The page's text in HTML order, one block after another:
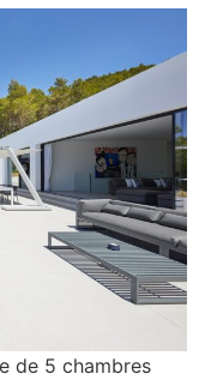
de 5 chambres